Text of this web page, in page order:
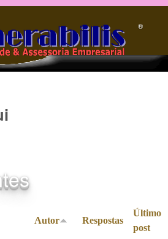
o conteúdo principal
®️
Autor Respostas
Último
post